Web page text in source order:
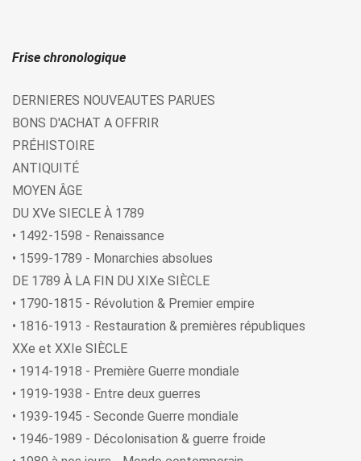
Frise chronologique
DERNIERES NOUVEAUTES PARUES
BONS D'ACHAT A OFFRIR
PRÉHISTOIRE
ANTIQUITÉ
MOYEN ÂGE
DU XVe SIECLE À 1789
• 1492-1598 - Renaissance
• 1599-1789 - Monarchies absolues
DE 1789 À LA FIN DU XIXe SIÈCLE
• 1790-1815 - Révolution & Premier empire
• 1816-1913 - Restauration & premières républiques
XXe et XXIe SIÈCLE
• 1914-1918 - Première Guerre mondiale
• 1919-1938 - Entre deux guerres
• 1939-1945 - Seconde Guerre mondiale
• 1946-1989 - Décolonisation & guerre froide